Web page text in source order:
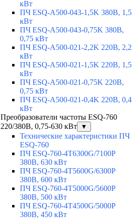
кВт
ПЧ ESQ-A500-043-1,5K 380В, 1,5
кВт
ПЧ ESQ-A500-043-0,75K 380В,
0,75 кВт
ПЧ ESQ-A500-021-2,2K 220В, 2,2
кВт
ПЧ ESQ-A500-021-1,5K 220В, 1,5
кВт
ПЧ ESQ-A500-021-0,75K 220В,
0,75 кВт
ПЧ ESQ-A500-021-0,4K 220В, 0,4
кВт
Преобразователи частоты ESQ-760
220/380В, 0,75-630 кВт
▼
Технические характеристики ПЧ
ESQ-760
ПЧ ESQ-760-4T6300G/7100P
380В, 630 кВт
ПЧ ESQ-760-4T5600G/6300P
380В, 600 кВт
ПЧ ESQ-760-4T5000G/5600P
380В, 500 кВт
ПЧ ESQ-760-4T4500G/5000P
380В, 450 кВт